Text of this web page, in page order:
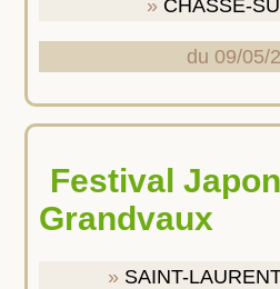
CHASSE-
du 09/05/
Festival Japon-en-
Grandvaux
SAINT-